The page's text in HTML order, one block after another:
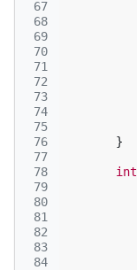
67
68
69
70
71
72
73
74
75
76
77
78
79
80
81
82
83
84
}
int